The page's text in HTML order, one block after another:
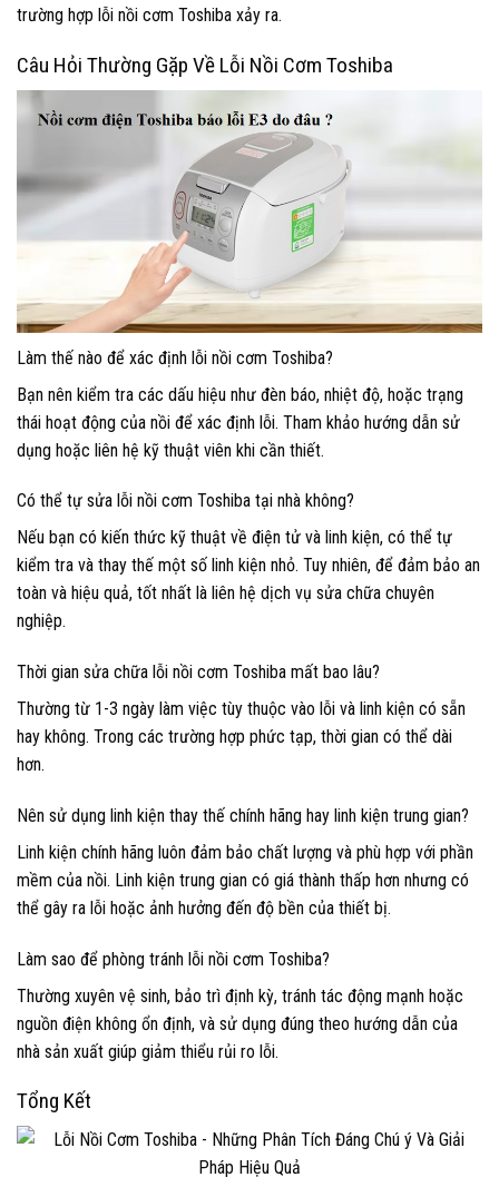
trường hợp lỗi nồi cơm Toshiba xảy ra.
Câu Hỏi Thường Gặp Về Lỗi Nồi Cơm Toshiba
Làm thế nào để xác định lỗi nồi cơm Toshiba?
Bạn nên kiểm tra các dấu hiệu như đèn báo, nhiệt độ, hoặc trạng
thái hoạt động của nồi để xác định lỗi. Tham khảo hướng dẫn sử
dụng hoặc liên hệ kỹ thuật viên khi cần thiết.
Có thể tự sửa lỗi nồi cơm Toshiba tại nhà không?
Nếu bạn có kiến thức kỹ thuật về điện tử và linh kiện, có thể tự
kiểm tra và thay thế một số linh kiện nhỏ. Tuy nhiên, để đảm bảo an
toàn và hiệu quả, tốt nhất là liên hệ dịch vụ sửa chữa chuyên
nghiệp.
Thời gian sửa chữa lỗi nồi cơm Toshiba mất bao lâu?
Thường từ 1-3 ngày làm việc tùy thuộc vào lỗi và linh kiện có sẵn
hay không. Trong các trường hợp phức tạp, thời gian có thể dài
hơn.
Nên sử dụng linh kiện thay thế chính hãng hay linh kiện trung gian?
Linh kiện chính hãng luôn đảm bảo chất lượng và phù hợp với phần
mềm của nồi. Linh kiện trung gian có giá thành thấp hơn nhưng có
thể gây ra lỗi hoặc ảnh hưởng đến độ bền của thiết bị.
Làm sao để phòng tránh lỗi nồi cơm Toshiba?
Thường xuyên vệ sinh, bảo trì định kỳ, tránh tác động mạnh hoặc
nguồn điện không ổn định, và sử dụng đúng theo hướng dẫn của
nhà sản xuất giúp giảm thiểu rủi ro lỗi.
Tổng Kết